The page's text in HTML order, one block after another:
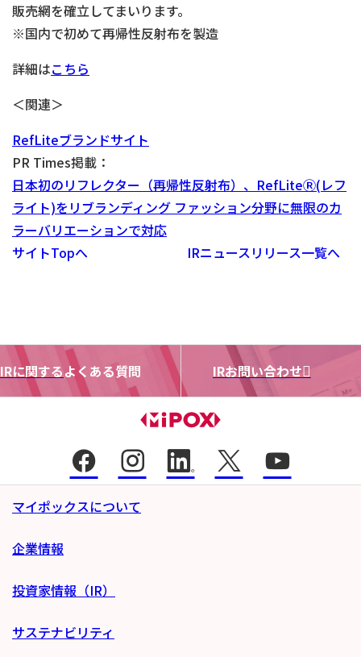
販売網を確立してまいります。
※国内で初めて再帰性反射布を製造
詳細はこちら
＜関連＞
RefLiteブランドサイト
PR Times掲載：
日本初のリフレクター（再帰性反射布）、RefLiteⓇ(レフ
ライト)をリブランディング ファッション分野に無限のカ
ラーバリエーションで対応
サイトTopへ
IRニュースリリース一覧へ
IRに関するよくある質問 IRお問い合わせ
マイポックスについて
企業情報
投資家情報（IR）
サステナビリティ